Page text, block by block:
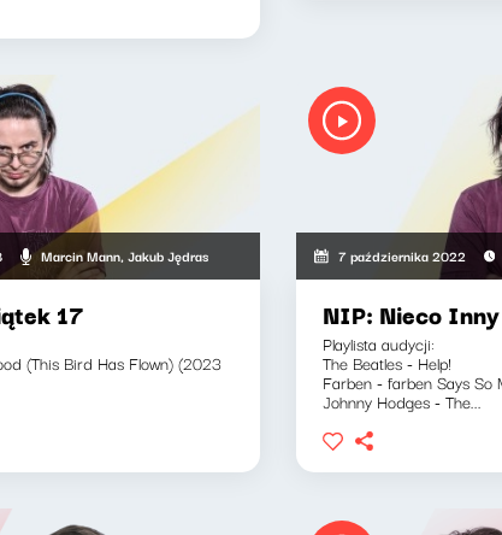
Marcin Mann, Jakub Jędras
17
(This Bird Has Flown) (2023
7 października 2022
NIP: Nieco
Playlista audycji:
The Beatles - Help!
Farben - farben Says So
Johnny Hodges - The...